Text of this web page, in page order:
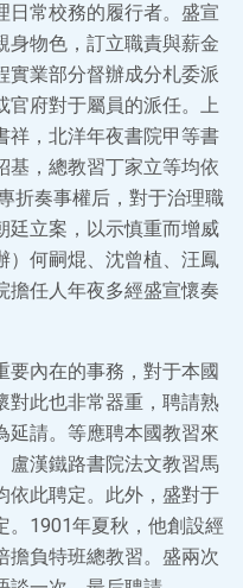
日常校務的履行者。盛宣
身物色，訂立職責與薪金
實業部分督辦成分札委派
官府對于屬員的派任。上
祥，北洋年夜書院甲等書
基，總教習丁家立等均依
折奏事權后，對于治理職
廷立案，以示慎重而增威
）何嗣焜、沈曾植、汪鳳
擔任人年夜多經盛宣懷奏
要內在的事務，對于本國
對此也非常器重，聘請熟
延請。等應聘本國教習來
盧漢鐵路書院法文教習馬
依此聘定。此外，盛對于
。1901年夏秋，他創設經
擔負特班總教習。盛兩次